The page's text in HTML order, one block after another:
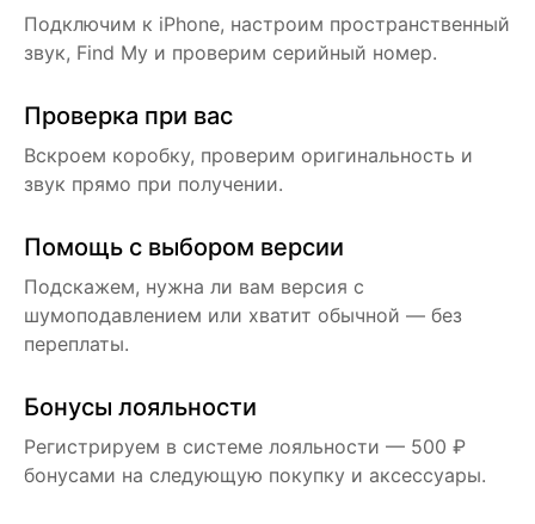
Подключим к iPhone, настроим пространственный
звук, Find My и проверим серийный номер.
Проверка при вас
Вскроем коробку, проверим оригинальность и
звук прямо при получении.
Помощь с выбором версии
Подскажем, нужна ли вам версия с
шумоподавлением или хватит обычной — без
переплаты.
Бонусы лояльности
Регистрируем в системе лояльности — 500 ₽
бонусами на следующую покупку и аксессуары.